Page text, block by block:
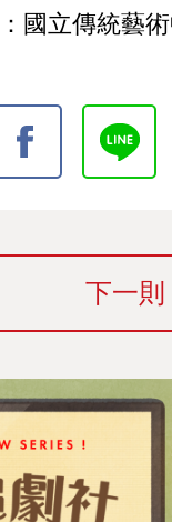
國立傳統藝
下一則